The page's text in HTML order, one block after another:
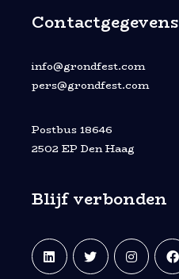
Contactgegevens
info@grondfest.com
pers@grondfest.com
Postbus 18646
2502 EP Den Haag
Blijf verbonden